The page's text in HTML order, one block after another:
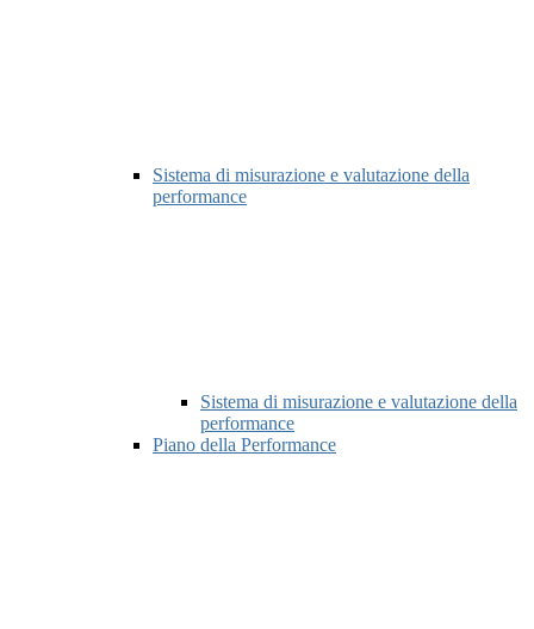
Sistema di misurazione e valutazione della
performance
Sistema di misurazione e valutazione della
performance
Piano della Performance